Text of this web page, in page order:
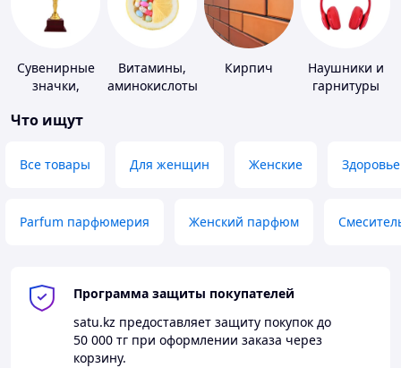
Сувенирные
значки,
Витамины,
аминокислоты
Кирпич
Наушники и
гарнитуры
Что ищут
Все товары Для женщин Женские Здоровье
Parfum парфюмерия Женский парфюм
Программа защиты покупателей
satu.kz предоставляет защиту покупок до
50 000 тг при оформлении заказа через
корзину.